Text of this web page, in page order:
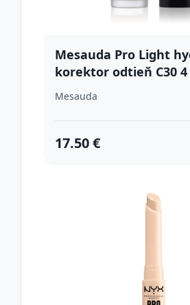
Mesauda Pro Light
korektor odtieň C30
Mesauda
17.50 €